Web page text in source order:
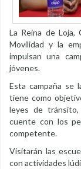
La Reina de Loja,
Movilidad y la
impulsan una
jóvenes.
Esta campaña se
tiene como
leyes de
cuente con los
competente.
Visitarán las
con actividades